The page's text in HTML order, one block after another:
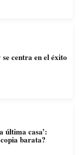
centra en el éxito
última casa’:
barata?